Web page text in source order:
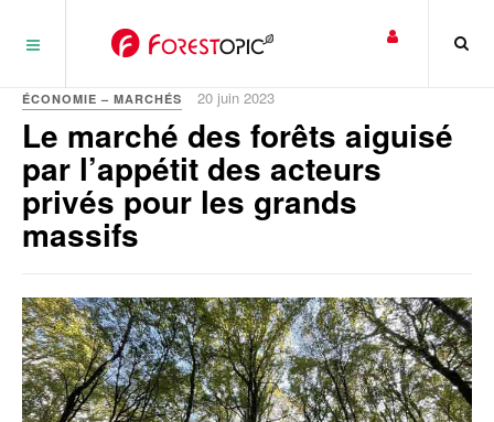
ÉCONOMIE – MARCHÉS 20 juin 2023
Le marché des forêts aiguisé
par l’appétit des acteurs
privés pour les grands
massifs